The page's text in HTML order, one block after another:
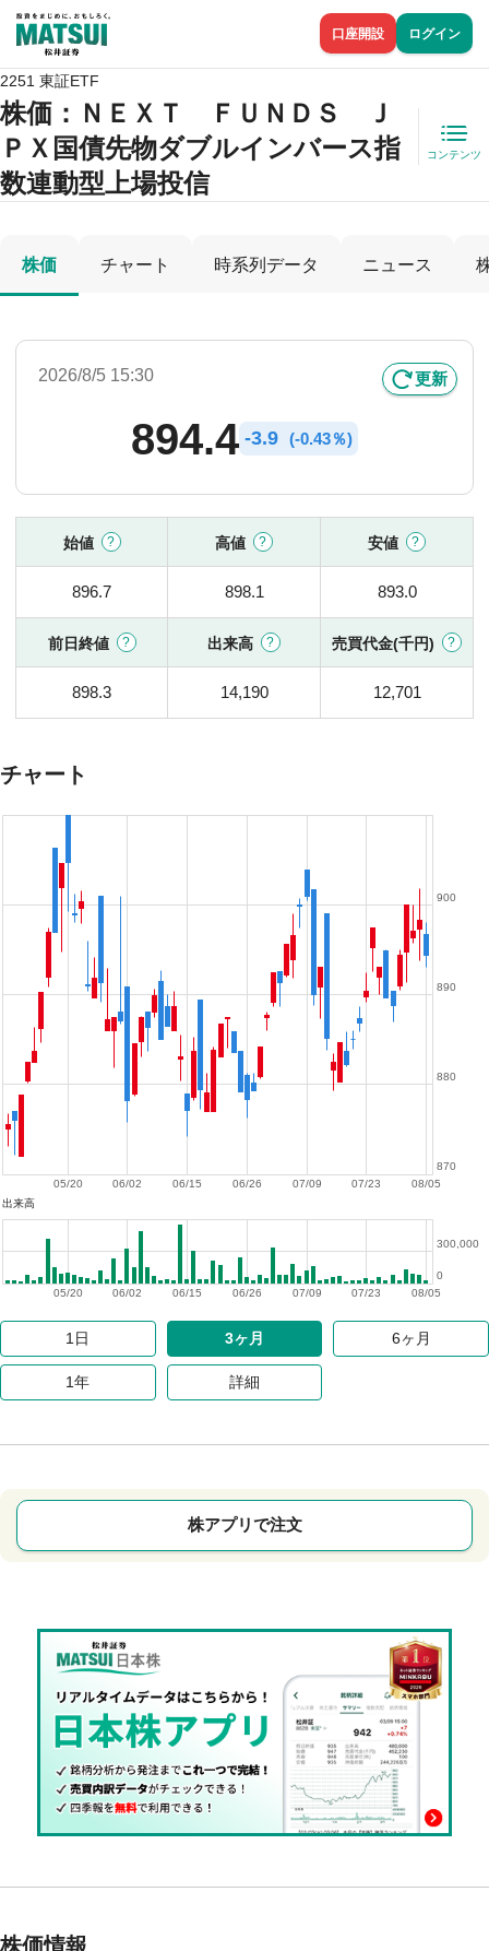
口座開設 ログイン
2251 東証ETF
株価 ：ＮＥＸＴ ＦＵＮＤＳ Ｊ
ＰＸ国債先物ダブルインバース指
数連動型上場投信
コンテンツ
株価 チャート 時系列データ ニュース
2026/8/5 15:30 更新
894.4 -3.9 (-0.43％)
始値 高値 安値
896.7 898.1 893.0
前日終値 出来高 売買代金(千円)
898.3 14,190 12,701
チャート
08/05
07/23
07/09
06/26
06/15
06/02
05/20
870
880
890
900
出来高
08/05
07/23
07/09
06/26
06/15
06/02
05/20
0
300,000
1日 3ヶ月 6ヶ月
1年 詳細
株アプリで注文
株価情報